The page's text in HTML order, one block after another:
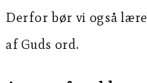
Derfor bør vi også
af Guds ord.